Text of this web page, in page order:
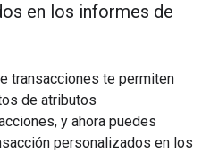
en los informes de
transacciones te permiten
de atributos
y ahora puedes
personalizados en los